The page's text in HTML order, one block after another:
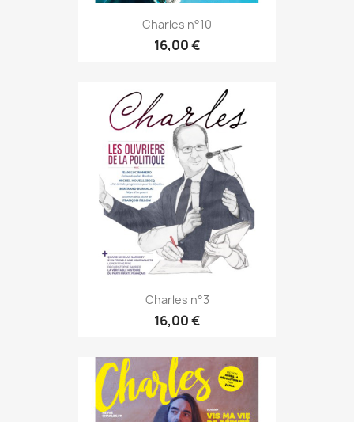
Charles n°10
16,00 €
Charles n°3
16,00 €